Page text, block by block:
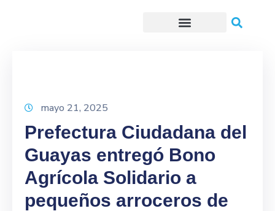
mayo 21, 2025
Prefectura Ciudadana del
Guayas entregó Bono
Agrícola Solidario a
pequeños arroceros de